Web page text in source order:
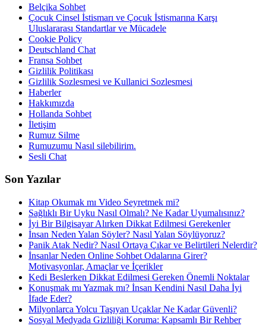
Belçika Sohbet
Çocuk Cinsel İstismarı ve Çocuk İstismarına Karşı
Uluslararası Standartlar ve Mücadele
Cookie Policy
Deutschland Chat
Fransa Sohbet
Gizlilik Politikası
Gizlilik Sozlesmesi ve Kullanici Sozlesmesi
Haberler
Hakkımızda
Hollanda Sohbet
İletişim
Rumuz Silme
Rumuzumu Nasıl silebilirim.
Sesli Chat
Son Yazılar
Kitap Okumak mı Video Seyretmek mi?
Sağlıklı Bir Uyku Nasıl Olmalı? Ne Kadar Uyumalısınız?
İyi Bir Bilgisayar Alırken Dikkat Edilmesi Gerekenler
İnsan Neden Yalan Söyler? Nasıl Yalan Söylüyoruz?
Panik Atak Nedir? Nasıl Ortaya Çıkar ve Belirtileri Nelerdir?
İnsanlar Neden Online Sohbet Odalarına Girer?
Motivasyonlar, Amaçlar ve İçerikler
Kedi Beslerken Dikkat Edilmesi Gereken Önemli Noktalar
Konuşmak mı Yazmak mı? İnsan Kendini Nasıl Daha İyi
İfade Eder?
Milyonlarca Yolcu Taşıyan Uçaklar Ne Kadar Güvenli?
Sosyal Medyada Gizliliği Koruma: Kapsamlı Bir Rehber